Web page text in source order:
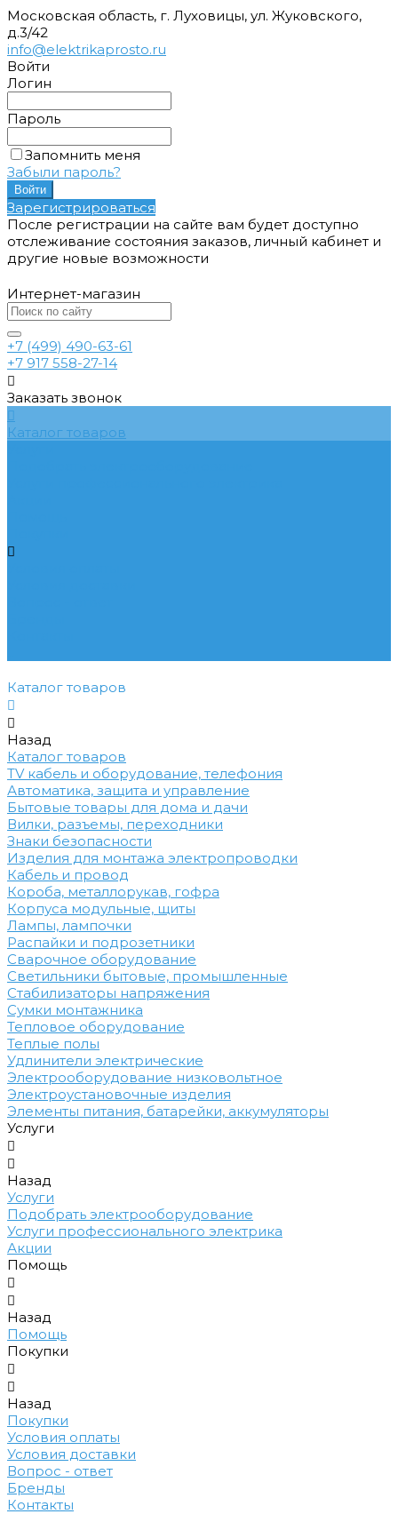
Московская область, г. Луховицы, ул. Жуковского,
д.3/42
info@elektrikaprosto.ru
Войти
Логин
Пароль
Запомнить меня
Забыли пароль?
Зарегистрироваться
После регистрации на сайте вам будет доступно
отслеживание состояния заказов, личный кабинет и
другие новые возможности
Интернет-магазин
+7 (499) 490-63-61
+7 917 558-27-14
Заказать звонок
Каталог товаров
Каталог товаров
Назад
Каталог товаров
TV кабель и оборудование, телефония
Автоматика, защита и управление
Бытовые товары для дома и дачи
Вилки, разъемы, переходники
Знаки безопасности
Изделия для монтажа электропроводки
Кабель и провод
Короба, металлорукав, гофра
Корпуса модульные, щиты
Лампы, лампочки
Распайки и подрозетники
Сварочное оборудование
Светильники бытовые, промышленные
Стабилизаторы напряжения
Сумки монтажника
Тепловое оборудование
Теплые полы
Удлинители электрические
Электрооборудование низковольтное
Электроустановочные изделия
Элементы питания, батарейки, аккумуляторы
Услуги
Назад
Услуги
Подобрать электрооборудование
Услуги профессионального электрика
Акции
Помощь
Назад
Помощь
Покупки
Назад
Покупки
Условия оплаты
Условия доставки
Вопрос - ответ
Бренды
Контакты